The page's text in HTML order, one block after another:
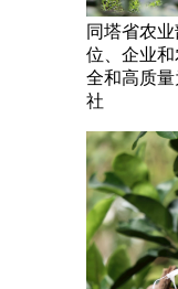
同塔省农
位、企业
全和高质
社